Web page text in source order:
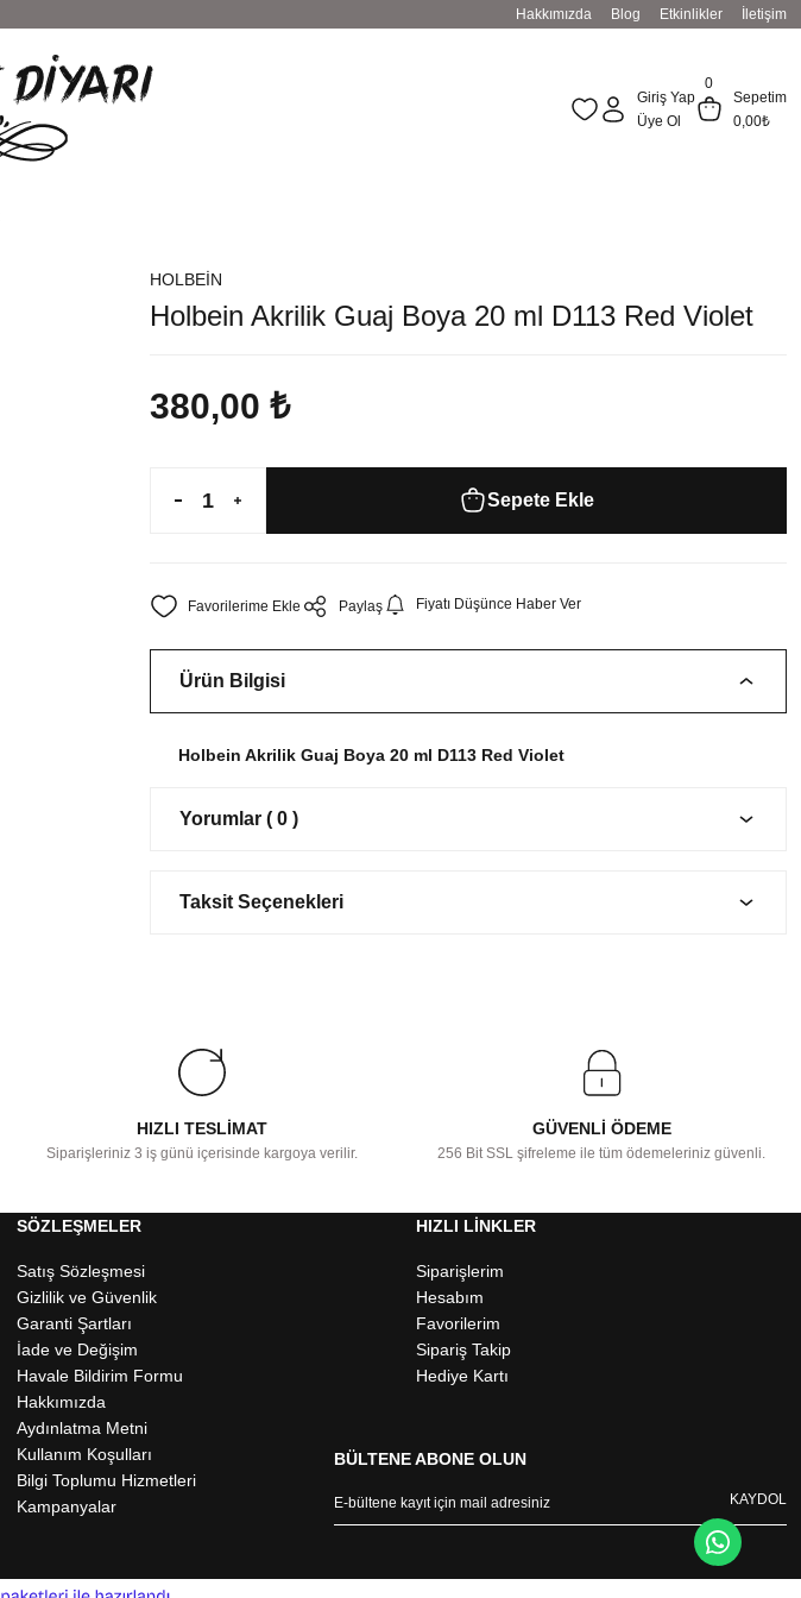
Hakkımızda Blog Etkinlikler İletişim
Giriş Yap
Üye Ol
Sepetim
0,00₺
0
HOLBEİN
Holbein Akrilik Guaj Boya 20 ml D113 Red Violet
380,00 ₺
Sepete Ekle
Paylaş Fiyatı Düşünce Haber Ver
Ürün Bilgisi
Holbein Akrilik Guaj Boya 20 ml D113 Red Violet
Yorumlar ( 0 )
Taksit Seçenekleri
HIZLI TESLİMAT
Siparişleriniz 3 iş günü içerisinde kargoya verilir.
GÜVENLİ ÖDEME
256 Bit SSL şifreleme ile tüm ödemeleriniz güvenli.
SÖZLEŞMELER
Satış Sözleşmesi
Gizlilik ve Güvenlik
Garanti Şartları
İade ve Değişim
Havale Bildirim Formu
Hakkımızda
Aydınlatma Metni
Kullanım Koşulları
Bilgi Toplumu Hizmetleri
Kampanyalar
HIZLI LİNKLER
Siparişlerim
Hesabım
Favorilerim
Sipariş Takip
Hediye Kartı
BÜLTENE ABONE OLUN
KAYDOL